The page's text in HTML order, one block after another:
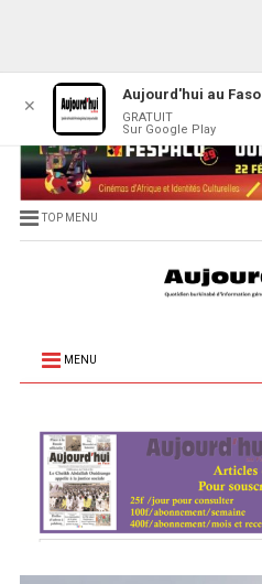
TOP MENU
MENU
✕
Aujourd'hui au Faso
GRATUIT
Sur Google Play